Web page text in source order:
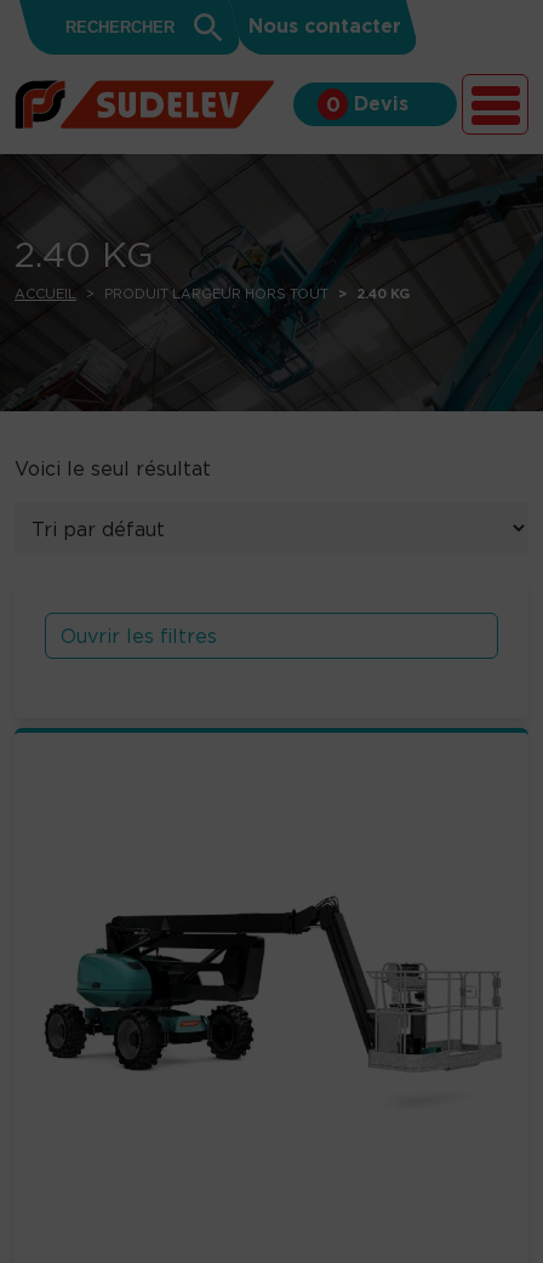
Skip to content
for:
Search
Button
Nous contacter
0 Devis
2.40 KG
ACCUEIL PRODUIT LARGEUR HORS TOUT 2.40 KG
Voici le seul résultat
Ouvrir les filtres